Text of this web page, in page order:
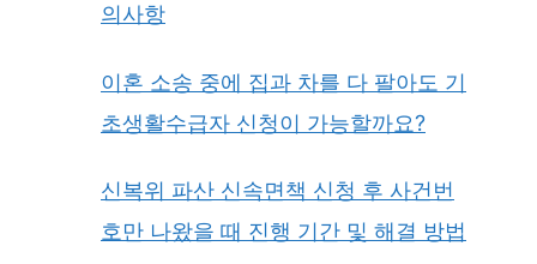
의사항
이혼 소송 중에 집과 차를 다 팔아도 기
초생활수급자 신청이 가능할까요?
신복위 파산 신속면책 신청 후 사건번
호만 나왔을 때 진행 기간 및 해결 방법